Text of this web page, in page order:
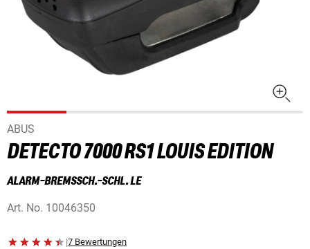
ABUS
DETECTO 7000 RS1 LOUIS EDITION
ALARM-BREMSSCH.-SCHL. LE
Art. No. 10046350
|7 Bewertungen